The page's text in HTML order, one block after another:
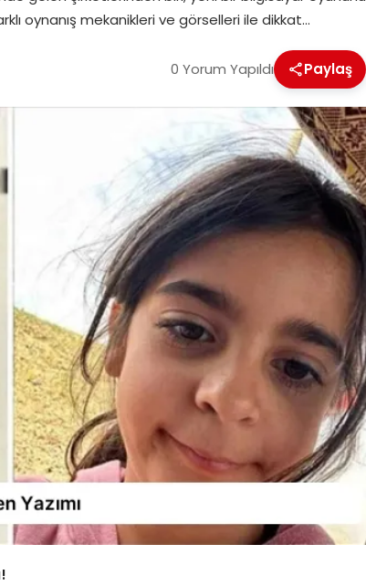
oynanış mekanikleri ve görselleri ile dikkat…
0 Yorum Yapıldı Paylaş